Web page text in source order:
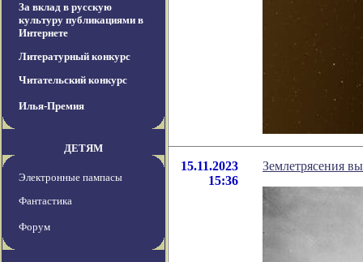
За вклад в русскую
культуру публикациями в
Интернете
Литературный конкурс
Читательский конкурс
Илья-Премия
ДЕТЯМ
Электронные пампасы
Фантастика
Форум
15.11.2023
15:36
Землетрясения